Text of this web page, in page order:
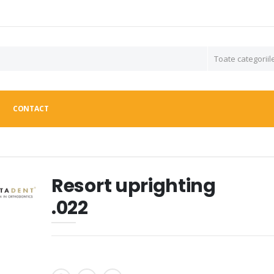
CONTACT
Resort uprighting
.022